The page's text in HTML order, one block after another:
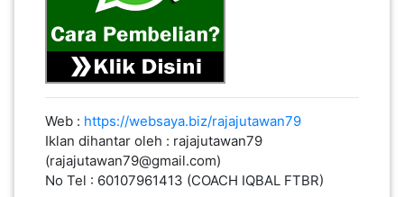
Web : https://websaya.biz/rajajutawan79
Iklan dihantar oleh : rajajutawan79
(rajajutawan79@gmail.com)
No Tel : 60107961413 (COACH IQBAL FTBR)
KUALA
LUMPUR(16)
LABUAN(2)